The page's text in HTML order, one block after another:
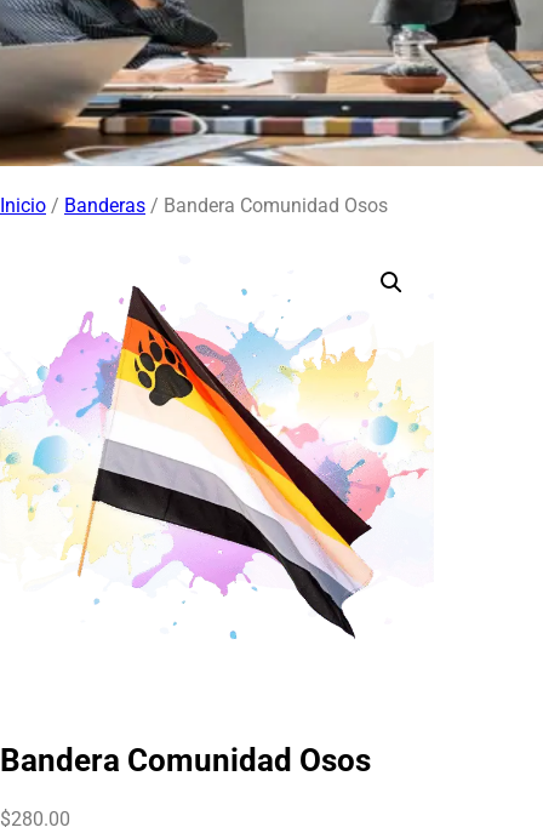
Inicio / Banderas / Bandera Comunidad Osos
Bandera Comunidad Osos
$280.00